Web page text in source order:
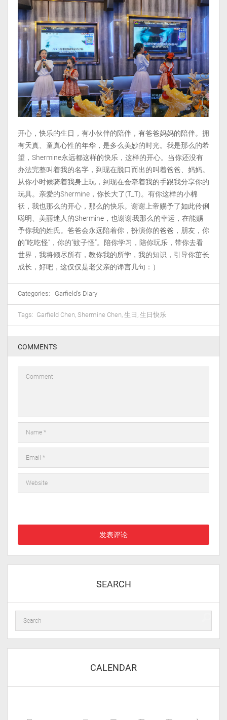
开心，快乐的生日，有小伙伴的陪伴，有爸爸妈妈的陪伴。拥
有天真、童真心性的年华，是多么美妙的时光。我是那么的希
望，Shermine永远都这样的快乐，这样的开心。当你还没有
办法完整叫着我的名字，到现在脱口而出的叫着爸爸、妈妈。
从你小时候骑着我身上玩，到现在会牵着我的手跟我分享你的
玩具。亲爱的Shermine，你长大了(T_T)。有你这样的小棉
袄，我也那么的开心，那么的快乐。谢谢上帝赐予了如此伶俐
聪明、美丽迷人的Shermine，也谢谢我那么的幸运，在能赐
予你我的姓氏。爸爸会永远陪着你，扮演你的爸爸，朋友，你
的“吃吃怪”，你的”蚊子怪”。陪你学习，陪你玩乐，带你去看
世界，我将倾尽所有，教你我的所学，我的知识，引导你茁长
成长，好吧，这仅仅是老父亲的谗言几句：）
Categories: Garfield's Diary
Tags: Garfield Chen Shermine Chen 生日 生日快乐
COMMENTS
SEARCH
CALENDAR